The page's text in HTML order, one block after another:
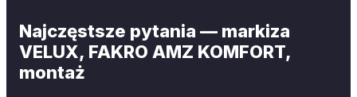
Najczęstsze pytania — markiza
VELUX, FAKRO AMZ KOMFORT,
montaż